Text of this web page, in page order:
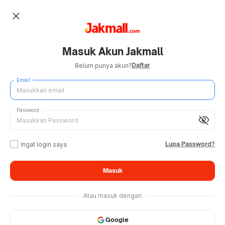
close
Masuk Akun Jakmall
Belum punya akun?Daftar
Email
visibility_off
Password
Ingat login saya Lupa Password?
Masuk
Atau masuk dengan
Google